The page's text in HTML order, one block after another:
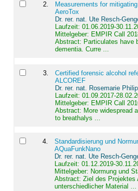
2.
Measurements for
AeroTox
Dr. rer. nat. Ute Resch-
Laufzeit: 01.06.2019-
Mittelgeber: EMPIR Call
Abstract: Particulates have
dementia. Curre ...
3.
Certified forensic alcohol
ALCOREF
Dr. rer. nat. Rosemarie
Laufzeit: 01.09.2017-
Mittelgeber: EMPIR Call
Abstract: More widespread
to breathalys ...
4.
Standardisierung und
AQuaFunkNano
Dr. rer. nat. Ute Resch-
Laufzeit: 01.12.2019-
Mittelgeber: Normung und
Abstract:Ziel des Projektes
unterschiedlicher Material ...